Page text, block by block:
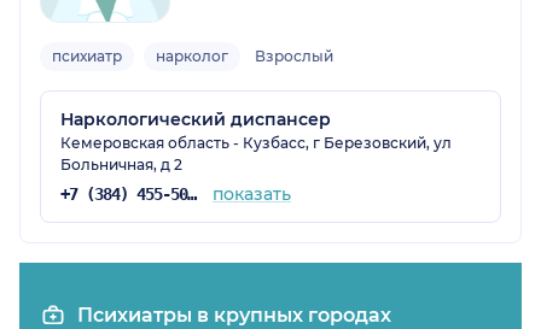
психиатр нарколог Взрослый
Наркологический диспансер
Кемеровская область - Кузбасс, г Березовский, ул
Больничная, д 2
+7 (384) 455-50-72 показать
Психиатры в крупных городах